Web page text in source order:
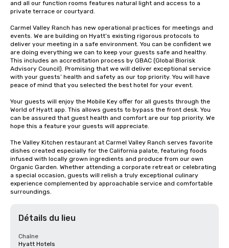
and all our function rooms features natural light and access to a
private terrace or courtyard.
Carmel Valley Ranch has new operational practices for meetings and
events. We are building on Hyatt’s existing rigorous protocols to
deliver your meeting in a safe environment. You can be confident we
are doing everything we can to keep your guests safe and healthy.
This includes an accreditation process by GBAC (Global Biorisk
Advisory Council). Promising that we will deliver exceptional service
with your guests’ health and safety as our top priority. You will have
peace of mind that you selected the best hotel for your event.
Your guests will enjoy the Mobile Key offer for all guests through the
World of Hyatt app. This allows guests to bypass the front desk. You
can be assured that guest health and comfort are our top priority. We
hope this a feature your guests will appreciate.
The Valley Kitchen restaurant at Carmel Valley Ranch serves favorite
dishes created especially for the California palate, featuring foods
infused with locally grown ingredients and produce from our own
Organic Garden. Whether attending a corporate retreat or celebrating
a special occasion, guests will relish a truly exceptional culinary
experience complemented by approachable service and comfortable
surroundings.
Détails du lieu
Chaîne
Hyatt Hotels